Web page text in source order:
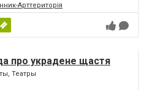
Арттериторія
про украдене щастя
Театры